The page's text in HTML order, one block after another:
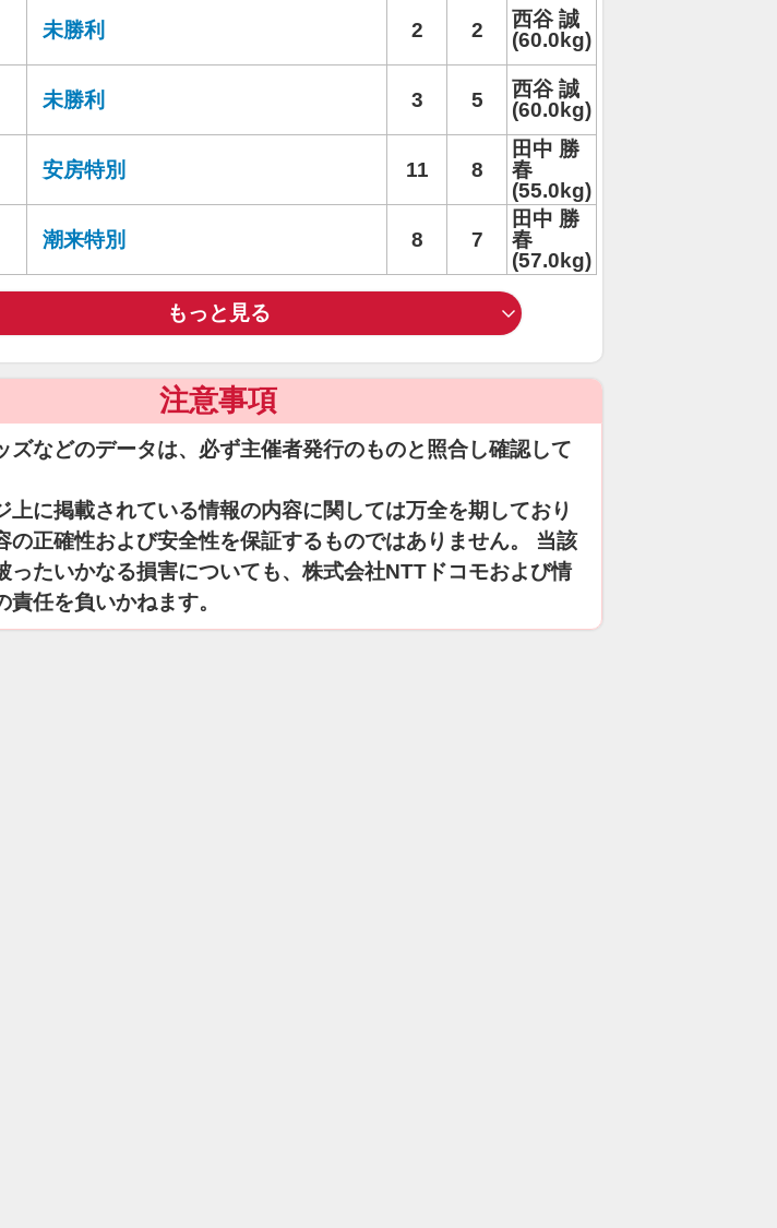
未勝利 2 2
西谷 誠
(60.0kg)
未勝利 3 5
西谷 誠
(60.0kg)
安房特別 11 8
田中 勝
春
(55.0kg)
潮来特別 8 7
田中 勝
春
(57.0kg)
もっと見る
注意事項
ズなどのデータは、必ず主催者発行のものと照合し確認して
上に掲載されている情報の内容に関しては万全を期しており
の正確性および安全性を保証するものではありません。 当該
ったいかなる損害についても、株式会社NTTドコモおよび情
任を負いかねます。